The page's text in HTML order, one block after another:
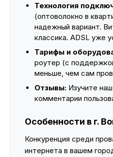
Технология
(оптоволокно в
надежный вариант.
классика. ADSL уже
Тарифы и
роутер (с
меньше, чем сам
Отзывы: Изучите
комментарии
Особенности в г.
Конкуренция среди
интернета в вашем